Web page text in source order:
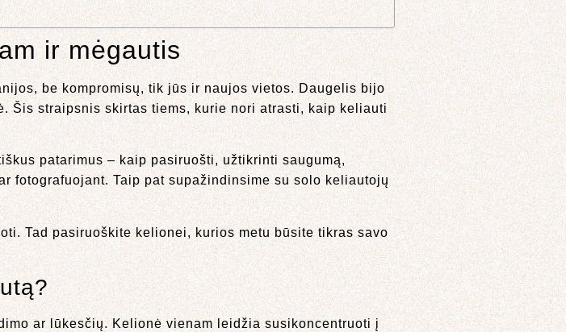
ir mėgautis
be kompromisų, tik jūs ir naujos vietos. Daugelis bijo
Šis straipsnis skirtas tiems, kurie nori atrasti, kaip keliauti
patarimus – kaip pasiruošti, užtikrinti saugumą,
fotografuojant. Taip pat supažindinsime su solo keliautojų
Tad pasiruoškite kelionei, kurios metu būsite tikras savo
ar lūkesčių. Kelionė vienam leidžia susikoncentruoti į